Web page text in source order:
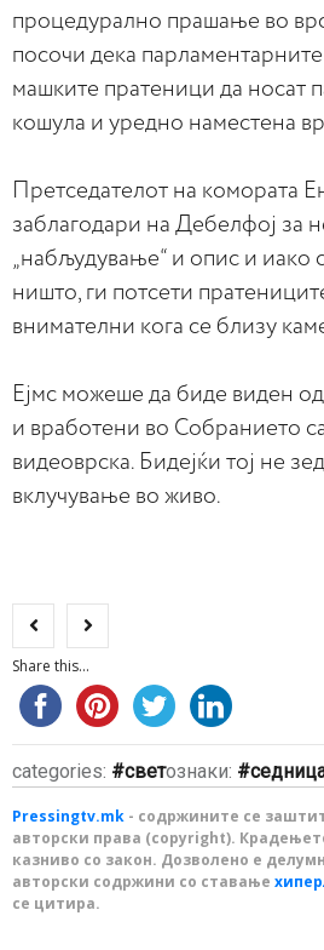
процедурално прашање во
посочи дека
машките пратеници да носат
кошула и уредно наместена
Претседателот на комората
заблагодари на Дебелфој за
„набљудување“ и опис и иако
ништо, ги потсети
внимателни кога се близу
Ејмс можеше да биде виден
и вработени во Собранието
видеоврска. Бидејќи тој не
вклучување во живо.
Share this...
categories: светознаки:
Pressingtv.mk - содржините се
авторски права (copyright).
казниво со закон. Дозволено е
авторски содржини со ставање
се цитира.